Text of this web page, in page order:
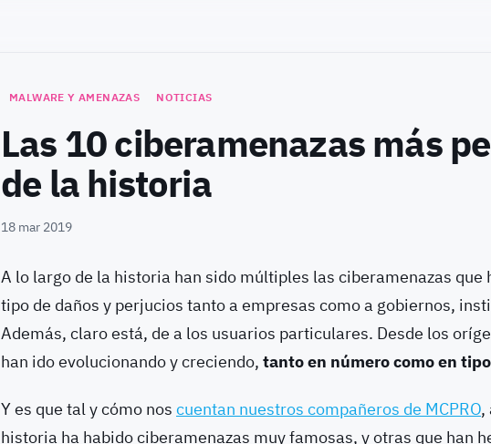
MALWARE Y AMENAZAS NOTICIAS
Las 10 ciberamenazas más
de la historia
18 mar 2019
A lo largo de la historia han sido múltiples las ciberamenazas que
tipo de daños y perjucios tanto a empresas como a gobiernos,
Además, claro está, de a los usuarios particulares. Desde los
han ido evolucionando y creciendo, tanto en número como en
Y es que tal y cómo nos cuentan nuestros compañeros de MCPRO,
historia ha habido ciberamenazas muy famosas, y otras que han